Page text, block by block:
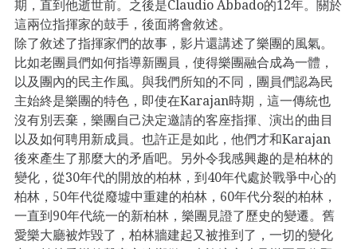
期，直到他逝世前。之後是Claudio Abbado的12年。關於
這兩位指揮家的鼓手，後面將會敘述。
除了敘述了指揮家們的故事，影片還講述了樂團的風氣。
比如老團員們如何指導新團員，使得樂團融合成為一體，
以及團內的民主作風。與我們所知的不同，團員們認為民
主始終是樂團的特色，即使在Karajan時期，這一傳統也
沒有別丟棄，樂團自己決定邀請的客座指揮、演出的曲目
以及如何聘用新成員。也許正是如此，他們才和Karajan
後來產生了那麼大的矛盾吧。另外令我感興趣的是柏林的
變化，從30年代的開放的柏林，到40年代處於戰爭中心的
柏林，50年代從廢墟中重建的柏林，60年代分裂的柏林，
一直到90年代統一的新柏林，樂團見證了歷史的變遷。舊
愛樂大廳被炸毀了，柏林牆建起又被推到了，一切的變化